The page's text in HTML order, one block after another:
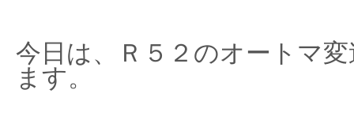
今日は、Ｒ５２のオートマ
ます。